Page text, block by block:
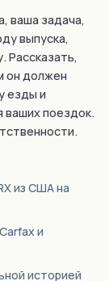
ваша задача,
выпуска,
Рассказать,
он должен
езды и
поездок.
из США на
и
историей